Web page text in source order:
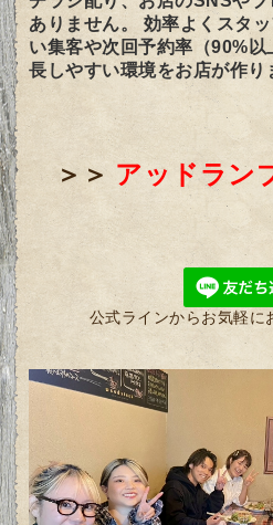
ありません。 効率よくスタ
い集客や次回予約率（90%
長しやすい環境をお店が作り
＞＞ アッドラン
公式ラインからお気軽に